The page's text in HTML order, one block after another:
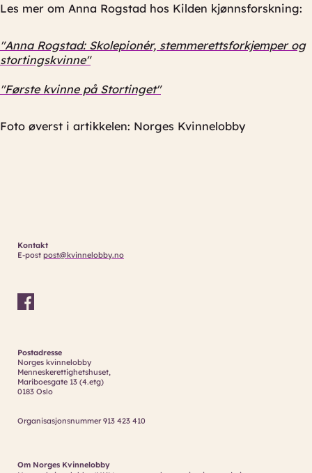
Les mer om Anna Rogstad hos Kilden kjønnsforskning:
"Anna Rogstad: Skolepionér, stemmerettsforkjemper og
stortingskvinne"
"Første kvinne på Stortinget"
Foto øverst i artikkelen: Norges Kvinnelobby
Kontakt
E-post post@kvinnelobby.no
Postadresse
Norges kvinnelobby
Menneskerettighetshuset,
Mariboesgate 13 (4.etg)
0183 Oslo
Organisasjonsnummer 913 423 410
Om Norges Kvinnelobby